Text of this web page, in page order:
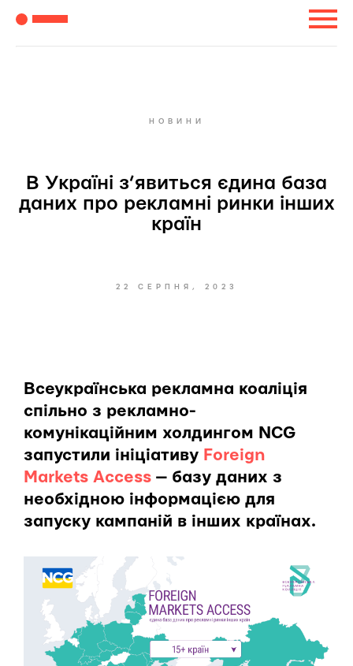
НОВИНИ
В Україні з’явиться єдина база
даних про рекламні ринки інших
країн
22 СЕРПНЯ, 2023
Всеукраїнська рекламна коаліція
спільно з рекламно-
комунікаційним холдингом NCG
запустили ініціативу Foreign
Markets Access — базу даних з
необхідною інформацією для
запуску кампаній в інших країнах.